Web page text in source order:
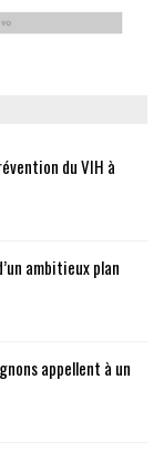
du VIH à
ambitieux plan
appellent à un